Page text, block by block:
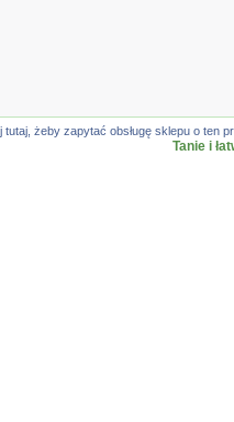
tutaj, żeby zapytać obsługę sklepu o ten
Tanie i